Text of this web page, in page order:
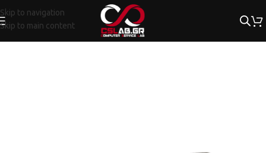
Skip to navigation
Skip to main content